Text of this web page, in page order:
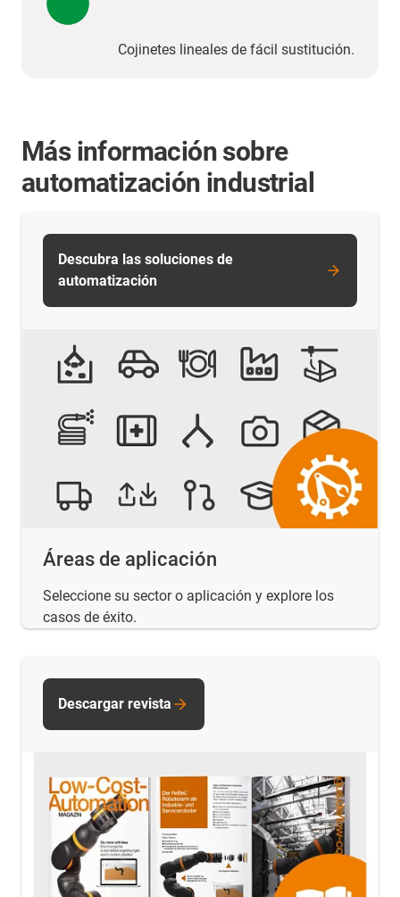
Cojinetes lineales de fácil sustitución.
Más información sobre
automatización industrial
Áreas de aplicación
Seleccione su sector o aplicación y explore los
casos de éxito.
Descubra las soluciones de
automatización
Descargar revista